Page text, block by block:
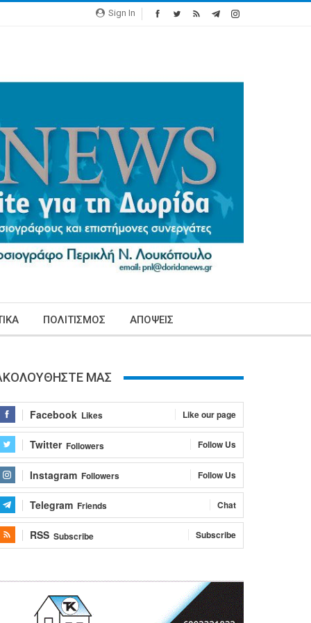
Sign In
ΠΟΛΙΤΙΣΜΟΣ ΑΠΟΨΕΙΣ
ΜΑΣ
Facebook Likes Like our page
Twitter Followers Follow Us
Instagram Followers Follow Us
Telegram Friends Chat
RSS Subscribe Subscribe